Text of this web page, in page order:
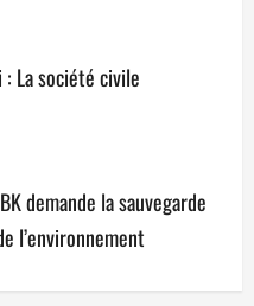
La société civile
demande la sauvegarde
l’environnement